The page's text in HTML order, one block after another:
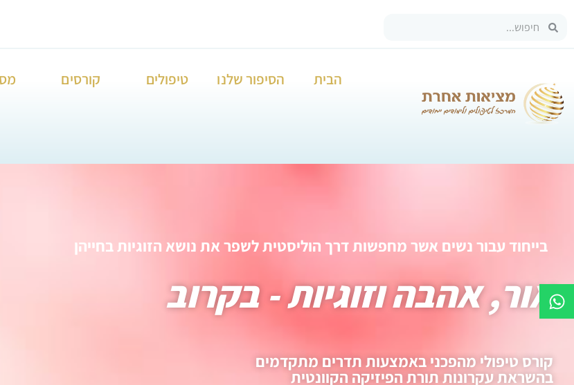
הבית הסיפור שלנו טיפולים קורסים
בייחוד עבור נשים אשר מחפשות דרך הוליסטית לשפר את נושא הזוגיות בחייהן
אור, אהבה וזוגיות - בקרוב
קורס טיפולי מהפכני באמצעות תדרים מתקדמים
בהשראת עקרונות תורת הפיזיקה הקוונטית